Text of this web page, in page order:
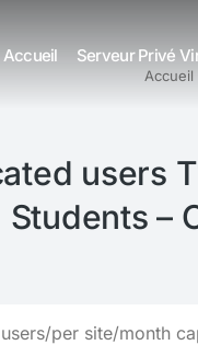
Accueil Serveur Privé
Accueil
users
Students –
per site/